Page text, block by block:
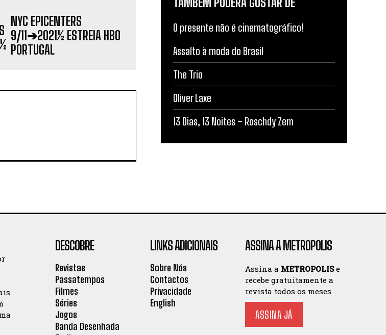
NYC EPICENTERS
9/11➔2021½ ESTREIA HBO
PORTUGAL
O presente não é cinematográfico!
Assalto à moda do Brasil
The Trio
Oliver Laxe
13 Dias, 13 Noites – Roschdy Zem
DESCOBRE
Revistas
Passatempos
Filmes
Séries
Jogos
Banda Desenhada
LINKS ADICIONAIS
Sobre Nós
Contactos
Privacidade
English
ASSINA A METROPOLIS
Assina a METROPOLISe
recebe gratuitamente a
revista todos os meses.
ASSINA JÁ